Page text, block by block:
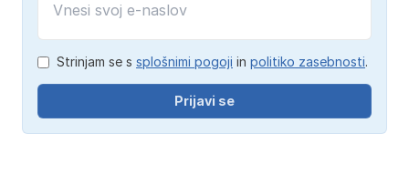
Strinjam se s splošnimi pogoji in politiko zasebnosti.
Prijavi se